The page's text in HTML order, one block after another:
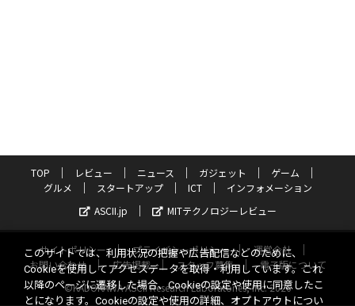
TOP レビュー ニュース ガジェット
ゲーム
グルメ
スタートアップ ICT
インフォメーション
ASCII.jp
MITテクノロジーレビュー
サイトポリシー プライバシーポリシー
運営会社
お問い合わせ
広告掲載 スタッフ募集
電子版について
©KADOKAWA ASCII Research Laboratories, Inc. 2026
このサイトでは、利用状況の把握や広告配信などのために、
Cookieを使用してアクセスデータを取得・利用しています。これ
以降のページに遷移した場合、Cookieの設定や使用に同意したこ
とになります。Cookieの設定や使用の詳細、オプトアウトについ